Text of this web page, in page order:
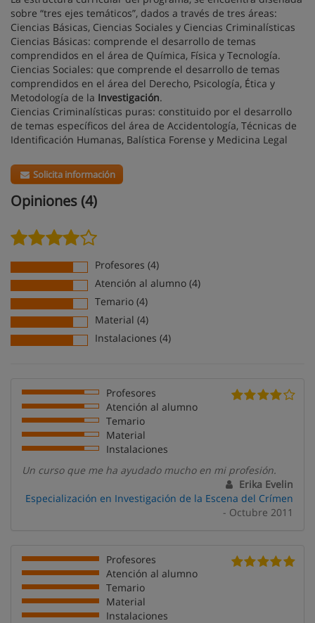
sobre “tres ejes temáticos”, dados a través de tres áreas:
Ciencias Básicas, Ciencias Sociales y Ciencias Criminalísticas
Ciencias Básicas: comprende el desarrollo de temas
comprendidos en el área de Química, Física y Tecnología.
Ciencias Sociales: que comprende el desarrollo de temas
comprendidos en el área del Derecho, Psicología, Ética y
Metodología de la Investigación.
Ciencias Criminalísticas puras: constituido por el desarrollo
de temas específicos del área de Accidentología, Técnicas de
Identificación Humanas, Balística Forense y Medicina Legal
Solicita información
Opiniones (4)
Profesores (4)
Atención al alumno (4)
Temario (4)
Material (4)
Instalaciones (4)
Profesores
Atención al alumno
Temario
Material
Instalaciones
Un curso que me ha ayudado mucho en mi profesión.
Erika Evelin
Especialización en Investigación de la Escena del Crímen
- Octubre 2011
Profesores
Atención al alumno
Temario
Material
Instalaciones